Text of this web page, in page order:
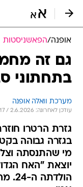
אופנה/הפאשניסטות
גם זה
בתחתוני
מערכת וואלה אופנה
עודכן לאחרונה: 2.6.2026 / 15:17
גזרת הרטרו
בגזרה גבוהה
מי שהתנסתה
יוצאת "האח